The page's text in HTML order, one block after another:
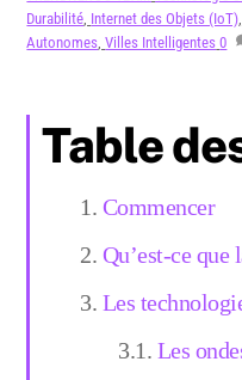
Durabilité, Internet des Objets (IoT)
Autonomes,Villes Intelligentes 0
Table
Commencer
Qu’est-ce que
Les
Les